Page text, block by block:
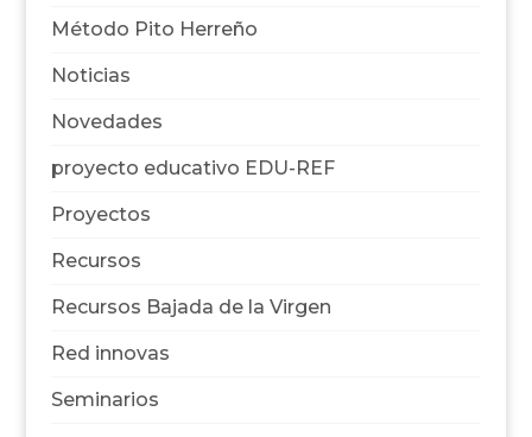
Método Pito Herreño
Noticias
Novedades
proyecto educativo EDU-REF
Proyectos
Recursos
Recursos Bajada de la Virgen
Red innovas
Seminarios